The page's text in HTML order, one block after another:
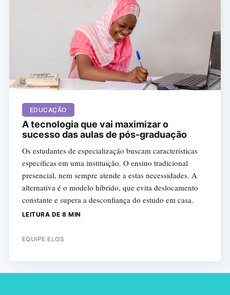
EDUCAÇÃO
A tecnologia que vai maximizar o
sucesso das aulas de pós-graduação
Os estudantes de especialização buscam características
específicas em uma instituição. O ensino tradicional
presencial, nem sempre atende a estas necessidades. A
alternativa é o modelo híbrido, que evita deslocamento
constante e supera a desconfiança do estudo em casa.
LEITURA DE 8 MIN
EQUIPE ELOS